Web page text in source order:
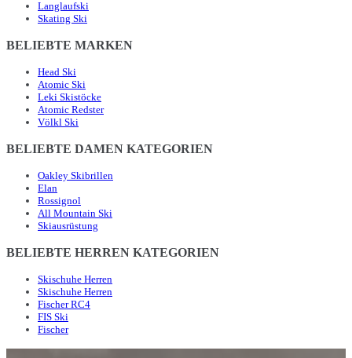
Langlaufski
Skating Ski
BELIEBTE MARKEN
Head Ski
Atomic Ski
Leki Skistöcke
Atomic Redster
Völkl Ski
BELIEBTE DAMEN KATEGORIEN
Oakley Skibrillen
Elan
Rossignol
All Mountain Ski
Skiausrüstung
BELIEBTE HERREN KATEGORIEN
Skischuhe Herren
Skischuhe Herren
Fischer RC4
FIS Ski
Fischer